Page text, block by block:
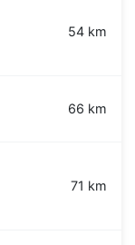
54 km
66 km
71 km